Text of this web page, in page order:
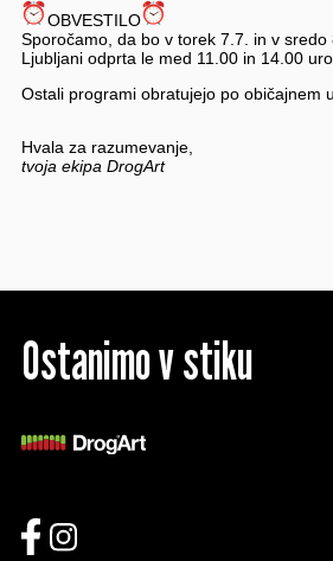
OBVESTILO
Sporočamo, da bo v torek 7.7. in v sredo
Ljubljani odprta le med 11.00 in 14.00
Ostali programi obratujejo po običajnem
Hvala za razumevanje,
tvoja ekipa DrogArt
Ostanimo v stiku